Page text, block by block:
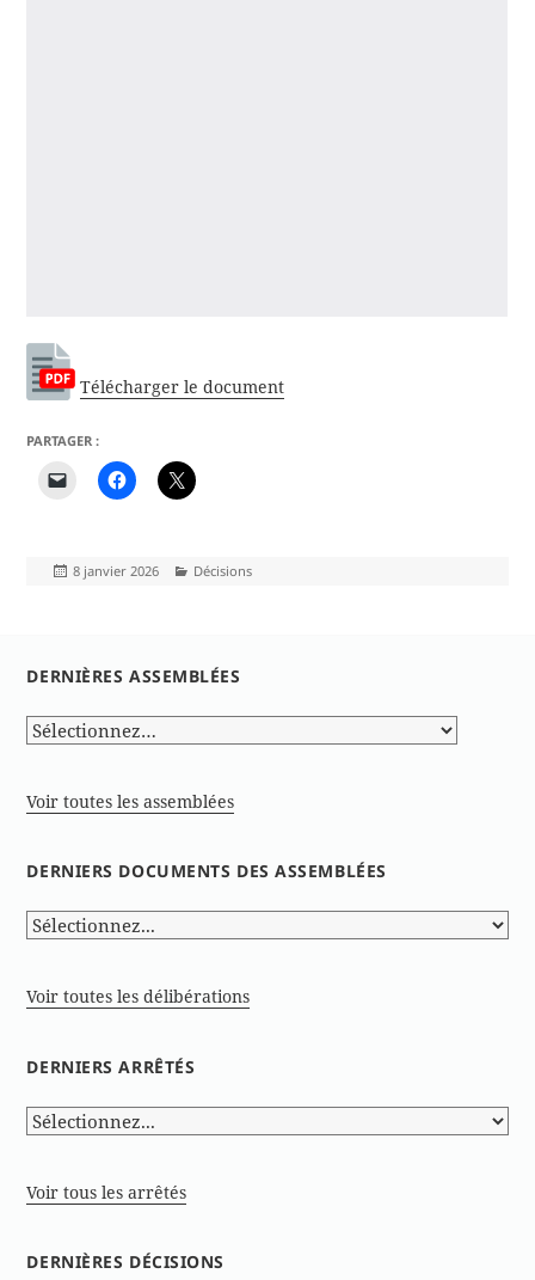
Télécharger le document
PARTAGER :
Publié
8 janvier 2026 Catégories
Décisions
DERNIÈRES ASSEMBLÉES
Voir toutes les assemblées
DERNIERS DOCUMENTS DES ASSEMBLÉES
Voir toutes les délibérations
DERNIERS ARRÊTÉS
Voir tous les arrêtés
DERNIÈRES DÉCISIONS